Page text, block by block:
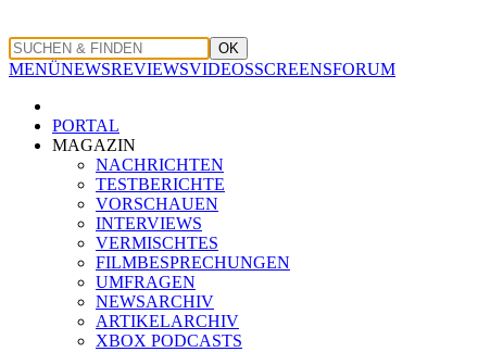
OK
MENÜNEWSREVIEWSVIDEOSSCREENSFORUM
PORTAL
MAGAZIN
NACHRICHTEN
TESTBERICHTE
VORSCHAUEN
INTERVIEWS
VERMISCHTES
FILMBESPRECHUNGEN
UMFRAGEN
NEWSARCHIV
ARTIKELARCHIV
XBOX PODCASTS